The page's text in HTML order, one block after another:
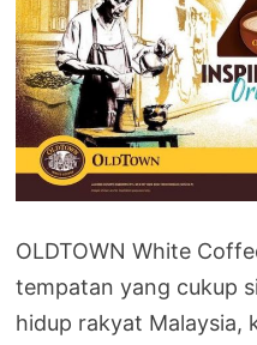
OLDTOWN White
tempatan yang cukup
hidup rakyat Malaysia,